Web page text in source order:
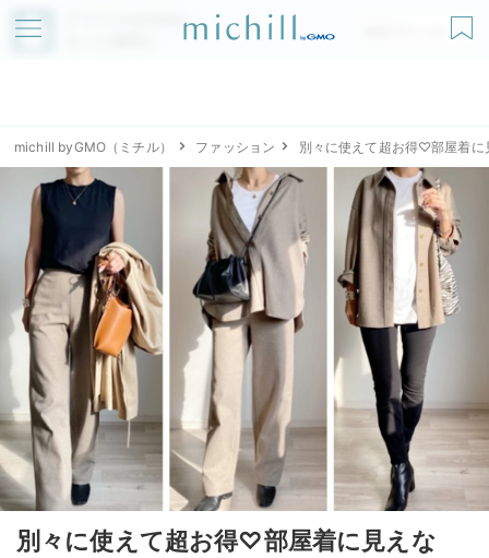
アプリでmichillが
無料ダウンロード
michill byGMO（ミチル） ファッション 別々に使えて超お得♡部屋着に
別々に使えて超お得♡部屋着に見えな